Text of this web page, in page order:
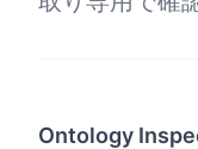
Ontology